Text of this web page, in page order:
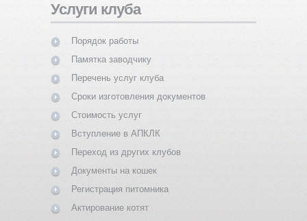
Услуги клуба
Порядок работы
Памятка заводчику
Перечень услуг клуба
Сроки изготовления документов
Стоимость услуг
Вступление в АПКЛК
Переход из других клубов
Документы на кошек
Регистрация питомника
Актирование котят